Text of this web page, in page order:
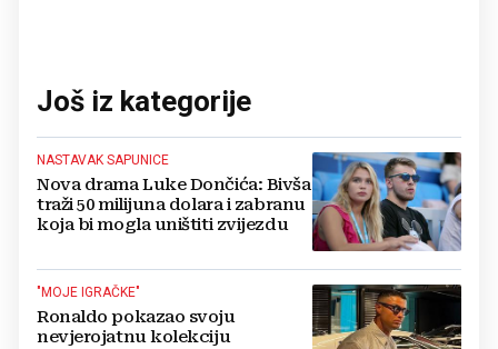
Još iz kategorije
NASTAVAK SAPUNICE
Nova drama Luke Dončića: Bivša
traži 50 milijuna dolara i zabranu
koja bi mogla uništiti zvijezdu
"MOJE IGRAČKE"
Ronaldo pokazao svoju
nevjerojatnu kolekciju